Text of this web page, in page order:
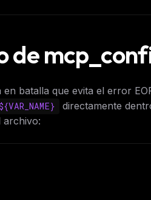
de
batalla que evita el error
directamente
archivo: